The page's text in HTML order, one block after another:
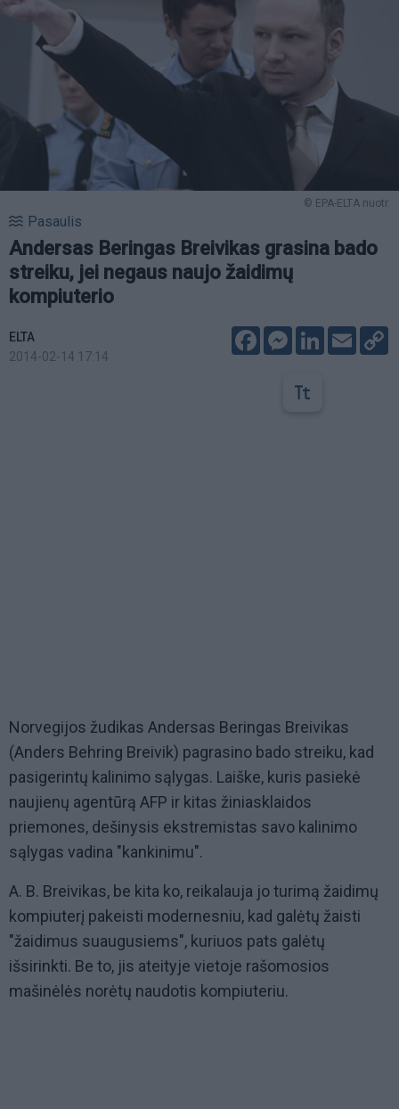
© EPA-ELTA nuotr.
Pasaulis
Andersas Beringas Breivikas grasina bado
streiku, jei negaus naujo žaidimų
kompiuterio
ELTA
2014-02-14 17:14
FacebookMessenger
LinkedIn
Email
Norvegijos žudikas Andersas Beringas Breivikas
(Anders Behring Breivik) pagrasino bado streiku, kad
pasigerintų kalinimo sąlygas. Laiške, kuris pasiekė
naujienų agentūrą AFP ir kitas žiniasklaidos
priemones, dešinysis ekstremistas savo kalinimo
sąlygas vadina "kankinimu".
A. B. Breivikas, be kita ko, reikalauja jo turimą žaidimų
kompiuterį pakeisti modernesniu, kad galėtų žaisti
"žaidimus suaugusiems", kuriuos pats galėtų
išsirinkti. Be to, jis ateityje vietoje rašomosios
mašinėlės norėtų naudotis kompiuteriu.